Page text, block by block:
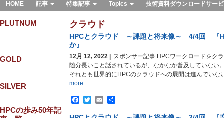
HOME 記事 特集記事 Topics 技術資料ダウンロードサー
PLUTNUM
GOLD
SILVER
HPCの歩み50年記
クラウド
HPCとクラウド ～課題と将来像～ 4/4回 『
か』
12月 12, 2022 |
スポンサー記事 HPCワークロードをク
随分長いこと話されているが、なかなか普及していない
それとも世界的にHPCのクラウドへの展開は進んでいな
more…
Facebook
TwitterEmail
共